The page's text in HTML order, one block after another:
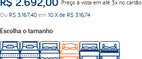
Preço à vista em até 3x no cartão
Ou R$ 3.167,40 em 10 X de R$ 316,74
Escolha o tamanho
abrace